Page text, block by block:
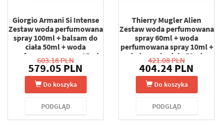
Giorgio Armani Si Intense
Zestaw woda perfumowana
spray 100ml + balsam do
ciała 50ml + woda
perfumowana spray 15ml
603.18 PLN
579.05 PLN
Do koszyka
PODGLĄD
Thierry Mugler Alien
Zestaw woda perfumowana
spray 60ml + woda
perfumowana spray 10ml +
balsam do ciała 50ml
421.08 PLN
404.24 PLN
Do koszyka
PODGLĄD